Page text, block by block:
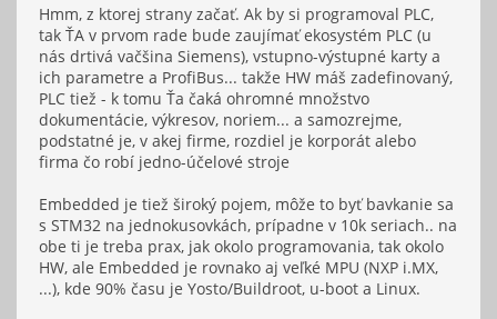
Hmm, z ktorej strany začať. Ak by si programoval PLC,
tak ŤA v prvom rade bude zaujímať ekosystém PLC (u
nás drtivá vačšina Siemens), vstupno-výstupné karty a
ich parametre a ProfiBus... takže HW máš zadefinovaný,
PLC tiež - k tomu Ťa čaká ohromné množstvo
dokumentácie, výkresov, noriem... a samozrejme,
podstatné je, v akej firme, rozdiel je korporát alebo
firma čo robí jedno-účelové stroje
Embedded je tiež široký pojem, môže to byť bavkanie sa
s STM32 na jednokusovkách, prípadne v 10k seriach.. na
obe ti je treba prax, jak okolo programovania, tak okolo
HW, ale Embedded je rovnako aj veľké MPU (NXP i.MX,
...), kde 90% času je Yosto/Buildroot, u-boot a Linux.